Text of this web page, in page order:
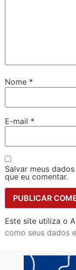
Nome *
E-mail *
Salvar meus
que eu comentar.
Este site utiliza o
como seus dados